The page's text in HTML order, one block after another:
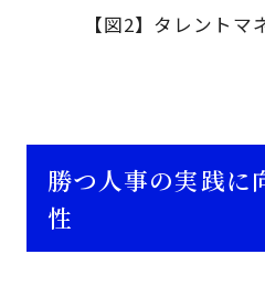
【図2】タレント
勝つ人事の実践に
性